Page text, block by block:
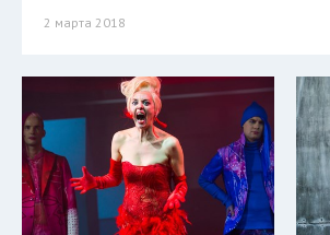
2 марта 2018